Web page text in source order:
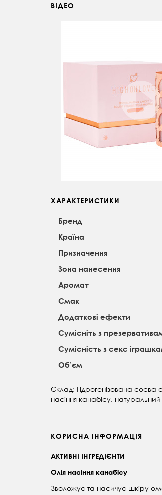
ВІДЕО
ХАРАКТЕРИСТИКИ
Бренд
Країна
Призначення
Зона нанесення
Аромат
Смак
Додаткові ефекти
Сумісніть з
Сумісність з секс
Об’єм
Склад: Гідрогенізована соєва
насіння канабісу,
КОРИСНА ІНФОРМАЦІЯ
АКТИВНІ ІНГРЕДІЄНТИ
Олія насіння канабісу
Зволожує та насичує шкіру